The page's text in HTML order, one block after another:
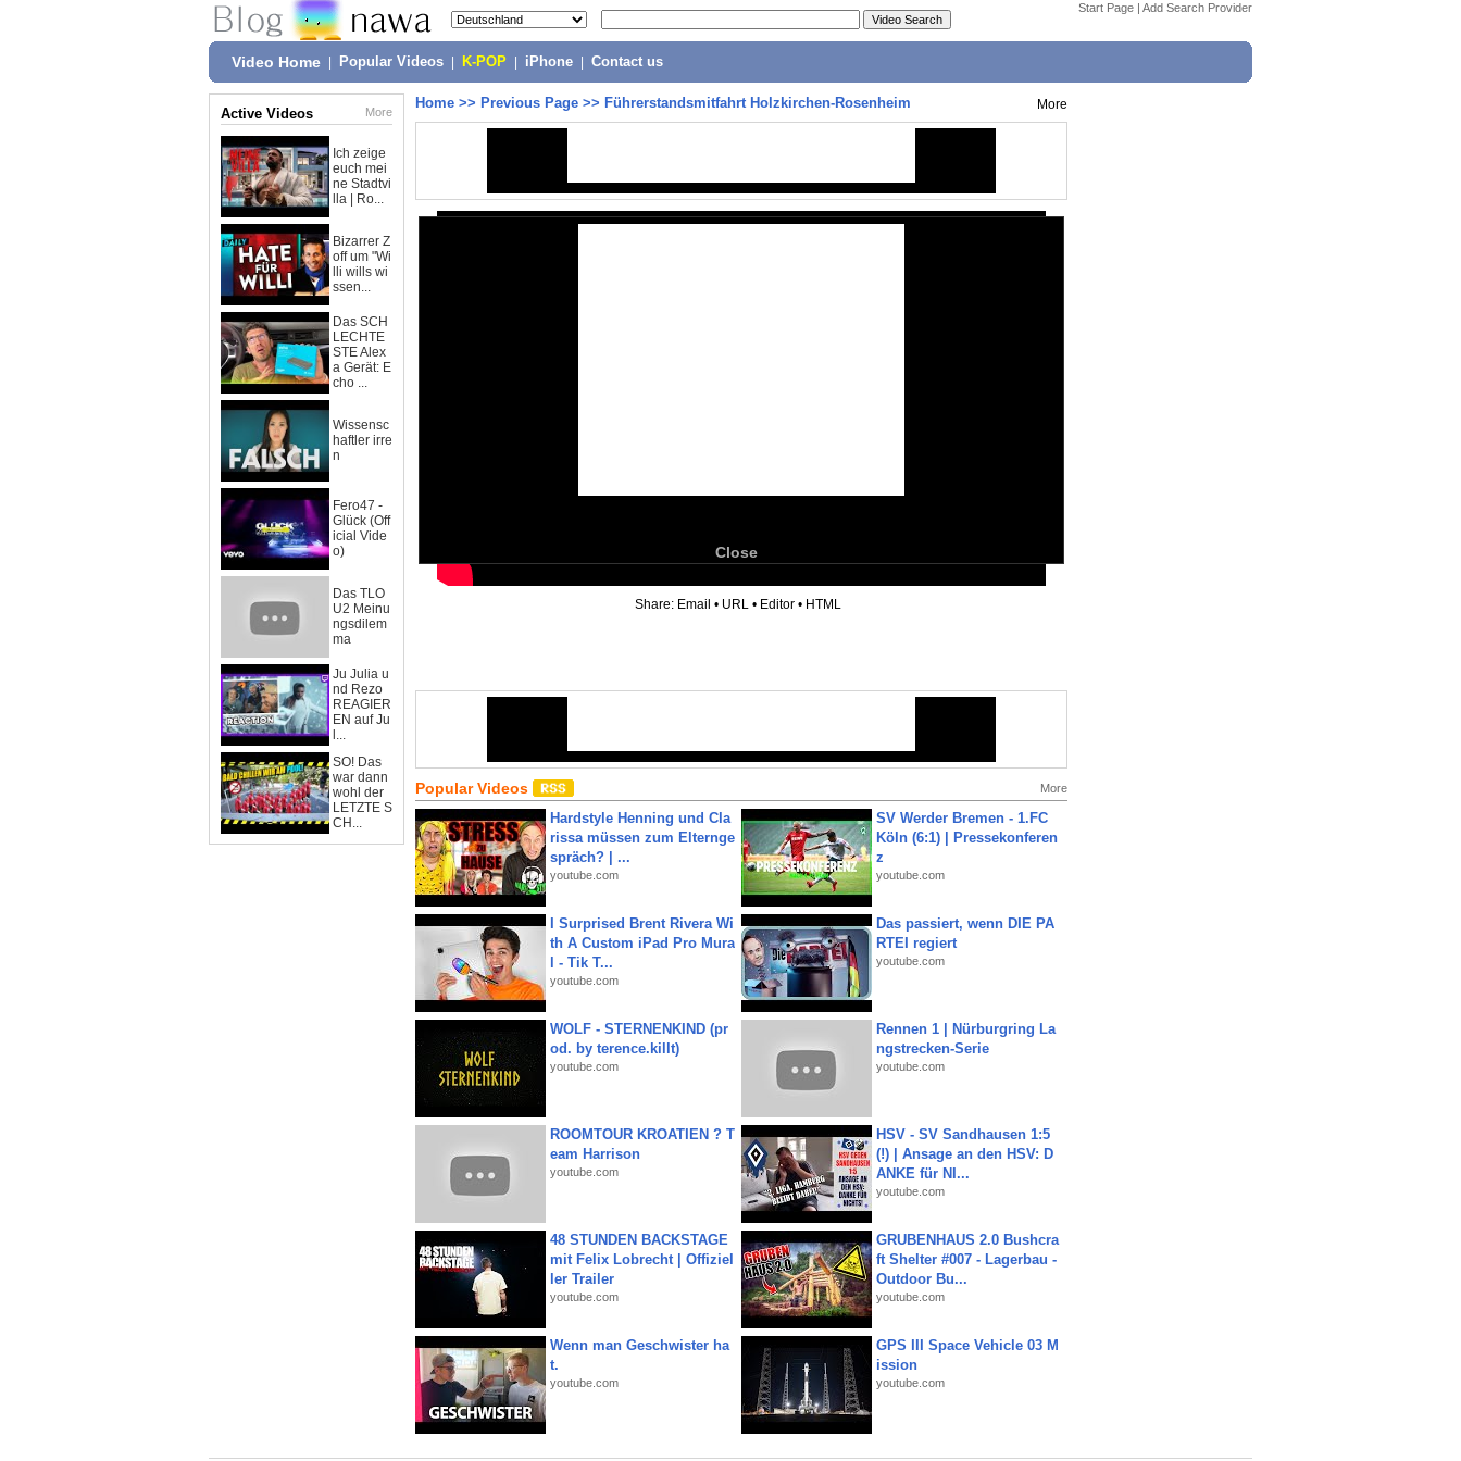
Start Page | Add Search Provider
Video Home Popular Videos K-POP iPhone Contact us
Active Videos More
Ich zeige
euch mei
ne Stadtvi
lla | Ro...
Bizarrer Z
off um "Wi
lli wills wi
ssen...
Das SCH
LECHTE
STE Alex
a Gerät: E
cho ...
Wissensc
haftler irre
n
Fero47 -
Glück (Off
icial Vide
o)
Das TLO
U2 Meinu
ngsdilem
ma
Ju Julia u
nd Rezo
REAGIER
EN auf Ju
l...
SO! Das
war dann
wohl der
LETZTE S
CH...
Home >> Previous Page >> Führerstandsmitfahrt Holzkirchen-Rosenheim More
Close
Share: Email • URL • Editor • HTML
Popular Videos More
Hardstyle Henning und Cla
rissa müssen zum Elternge
spräch? | ...
youtube.com
SV Werder Bremen - 1.FC
Köln (6:1) | Pressekonferen
z
youtube.com
I Surprised Brent Rivera Wi
th A Custom iPad Pro Mura
l - Tik T...
youtube.com
Das passiert, wenn DIE PA
RTEI regiert
youtube.com
WOLF - STERNENKIND (pr
od. by terence.killt)
youtube.com
Rennen 1 | Nürburgring La
ngstrecken-Serie
youtube.com
ROOMTOUR KROATIEN ? T
eam Harrison
youtube.com
HSV - SV Sandhausen 1:5
(!) | Ansage an den HSV: D
ANKE für NI...
youtube.com
48 STUNDEN BACKSTAGE
mit Felix Lobrecht | Offiziel
ler Trailer
youtube.com
GRUBENHAUS 2.0 Bushcra
ft Shelter #007 - Lagerbau -
Outdoor Bu...
youtube.com
Wenn man Geschwister ha
t.
youtube.com
GPS III Space Vehicle 03 M
ission
youtube.com